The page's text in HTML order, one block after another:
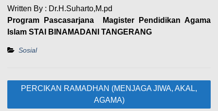
Written By : Dr.H.Suharto,M.pd
Program Pascasarjana Magister Pendidikan Agama
Islam STAI BINAMADANI TANGERANG
Sosial
Navigasi
PERCIKAN RAMADHAN (MENJAGA JIWA, AKAL,
AGAMA)